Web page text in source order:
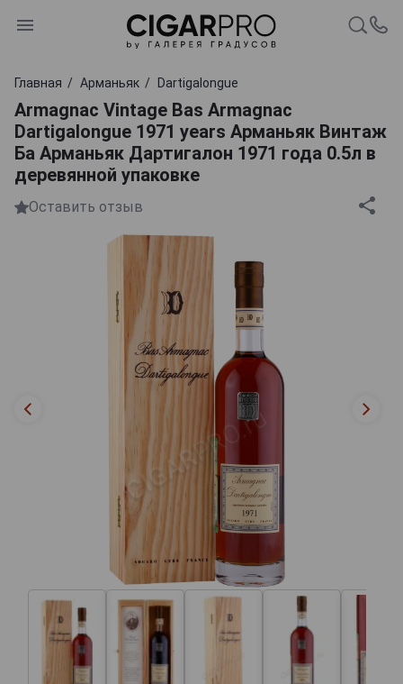
Главная Арманьяк Dartigalongue
Armagnac Vintage Bas Armagnac
Dartigalongue 1971 years Арманьяк Винтаж
Ба Арманьяк Дартигалон 1971 года 0.5л в
деревянной упаковке
Оставить отзыв